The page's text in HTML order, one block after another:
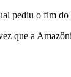
pediu o fim do
a